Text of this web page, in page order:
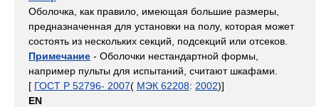
Оболочка, как правило, имеющая большие размеры,
предназначенная для установки на полу, которая может
состоять из нескольких секций, подсекций или отсеков.
Примечание - Оболочки нестандартной формы,
например пульты для испытаний, считают шкафами.
[ ГОСТ Р 52796- 2007( МЭК 62208: 2002)]
EN